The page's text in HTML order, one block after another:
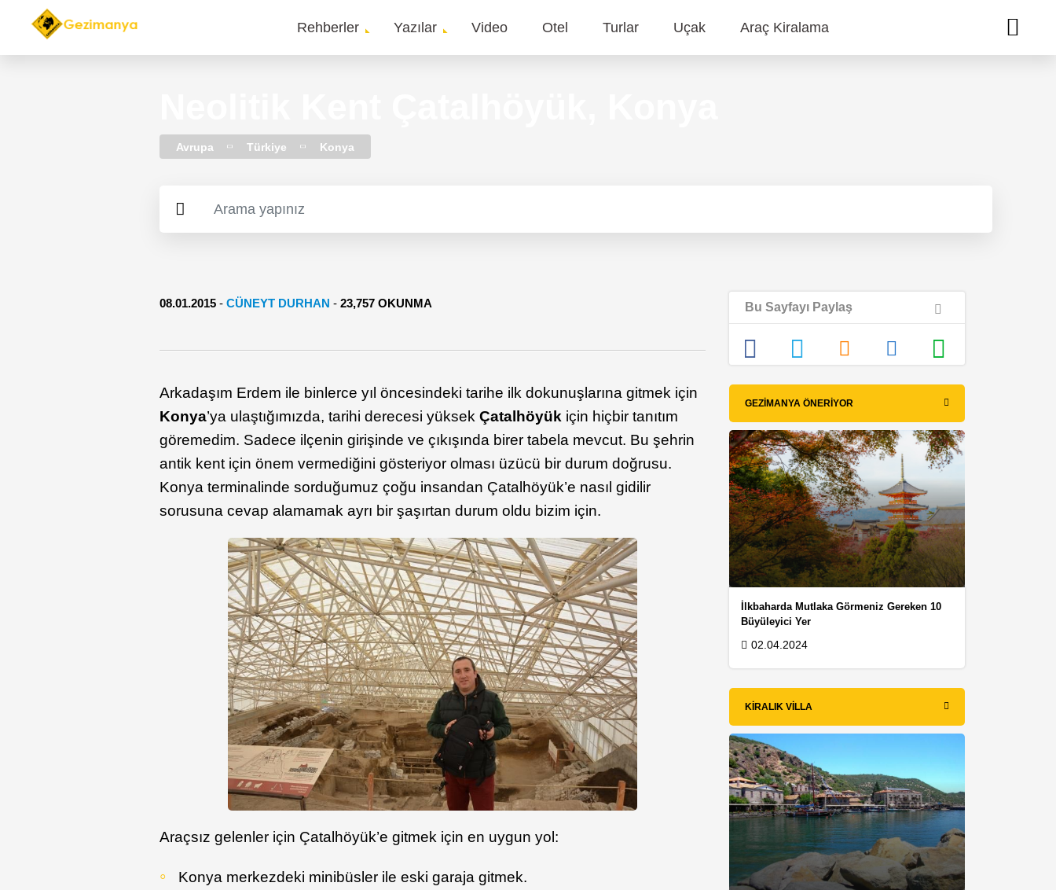
Main
Rehberler Yazılar Video Otel Turlar Uçak Araç Kiralama
Avrupa Türkiye Konya
08.01.2015 -CÜNEYT DURHAN -23,757 OKUNMA
Arkadaşım Erdem ile binlerce yıl öncesindeki tarihe ilk dokunuşlarına gitmek için
Konya’ya ulaştığımızda, tarihi derecesi yüksekÇatalhöyük için hiçbir tanıtım
göremedim. Sadece ilçenin girişinde ve çıkışında birer tabela mevcut. Bu şehrin
antik kent için önem vermediğini gösteriyor olması üzücü bir durum doğrusu.
Konya terminalinde sorduğumuz çoğu insandan Çatalhöyük’e nasıl gidilir
sorusuna cevap alamamak ayrı bir şaşırtan durum oldu bizim için.
Araçsız gelenler için Çatalhöyük’e gitmek için en uygun yol:
Konya merkezdeki minibüsler ile eski garaja gitmek.
Bu Sayfayı Paylaş
GEZIMANYA ÖNERIYOR
İlkbaharda Mutlaka Görmeniz Gereken 10
Büyüleyici Yer
02.04.2024
KIRALIK VILLA